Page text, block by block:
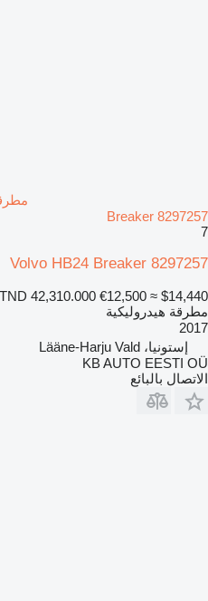
Breaker 8297257
7
Volvo HB24 Breaker 8297257
TND 42,310.000 €12,500 ≈ $14,440
مطرقة هيدروليكية
2017
إستونيا، Lääne-Harju Vald
KB AUTO EESTI OÜ
الاتصال بالبائع